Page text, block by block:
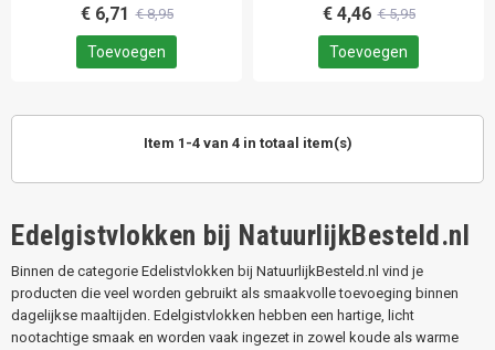
€ 6,71 € 8,95
Toevoegen
€ 4,46 € 5,95
Toevoegen
Item 1-4 van 4 in totaal item(s)
Edelgistvlokken bij NatuurlijkBesteld.nl
Binnen de categorie Edelistvlokken bij NatuurlijkBesteld.nl vind je
producten die veel worden gebruikt als smaakvolle toevoeging binnen
dagelijkse maaltijden. Edelgistvlokken hebben een hartige, licht
nootachtige smaak en worden vaak ingezet in zowel koude als warme